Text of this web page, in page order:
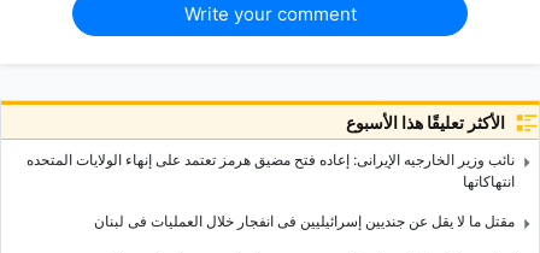
Write your comment
الأكثر تعليقًا هذا الأسبوع
نائب وزیر الخارجیه الإیرانی: إعاده فتح مضیق هرمز تعتمد على إنهاء الولایات المتحده
انتهاکاتها
مقتل ما لا یقل عن جندیین إسرائیلیین فی انفجار خلال العملیات فی لبنان